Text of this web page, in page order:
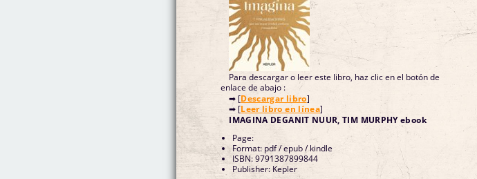
Para descargar o leer este libro, haz clic en el botón de
enlace de abajo :
➡ [Descargar libro]
➡ [Leer libro en línea]
IMAGINA DEGANIT NUUR, TIM MURPHY ebook
Page:
Format: pdf / epub / kindle
ISBN: 9791387899844
Publisher: Kepler